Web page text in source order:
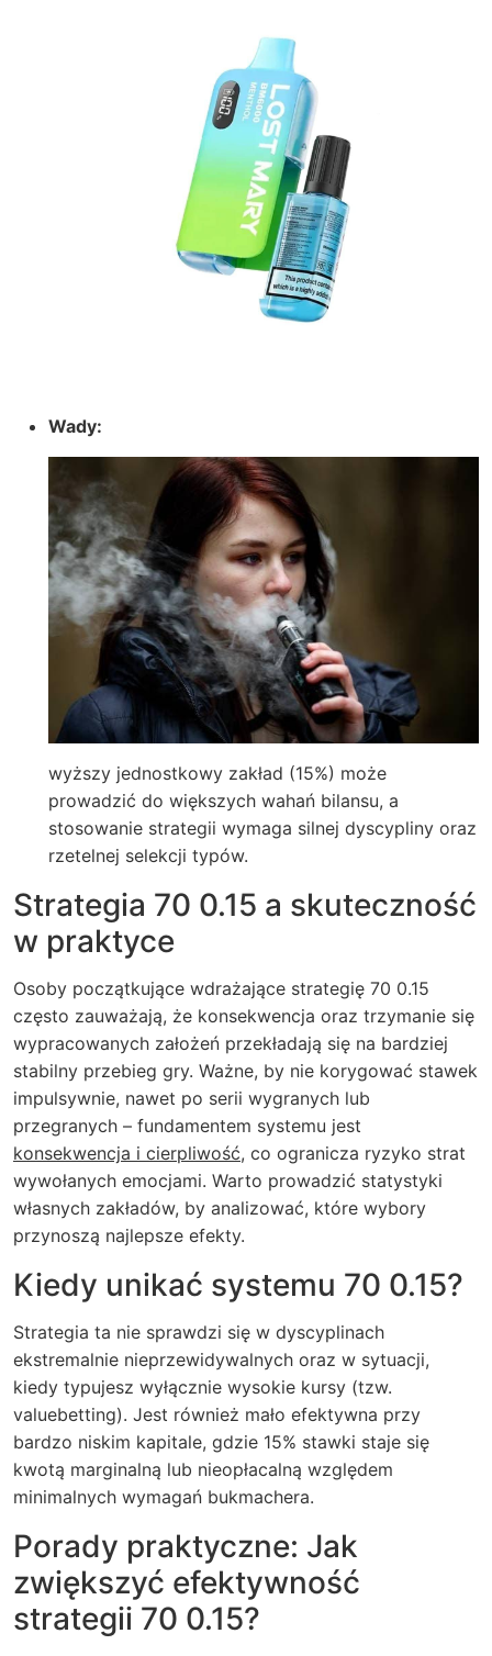
Wady:
wyższy jednostkowy zakład (15%) może
prowadzić do większych wahań bilansu, a
stosowanie strategii wymaga silnej dyscypliny oraz
rzetelnej selekcji typów.
Strategia 70 0.15 a skuteczność
w praktyce
Osoby początkujące wdrażające strategię 70 0.15
często zauważają, że konsekwencja oraz trzymanie się
wypracowanych założeń przekładają się na bardziej
stabilny przebieg gry. Ważne, by nie korygować stawek
impulsywnie, nawet po serii wygranych lub
przegranych – fundamentem systemu jest
konsekwencja i cierpliwość, co ogranicza ryzyko strat
wywołanych emocjami. Warto prowadzić statystyki
własnych zakładów, by analizować, które wybory
przynoszą najlepsze efekty.
Kiedy unikać systemu 70 0.15?
Strategia ta nie sprawdzi się w dyscyplinach
ekstremalnie nieprzewidywalnych oraz w sytuacji,
kiedy typujesz wyłącznie wysokie kursy (tzw.
valuebetting). Jest również mało efektywna przy
bardzo niskim kapitale, gdzie 15% stawki staje się
kwotą marginalną lub nieopłacalną względem
minimalnych wymagań bukmachera.
Porady praktyczne: Jak
zwiększyć efektywność
strategii 70 0.15?